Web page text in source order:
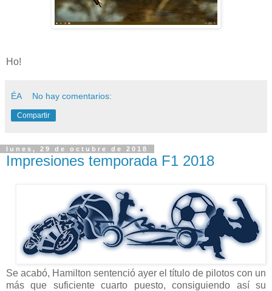
Ho!
ÉA No hay comentarios:
Compartir
lunes, 29 de octubre de 2018
Impresiones temporada F1 2018
Se acabó, Hamilton sentenció ayer el título de pilotos con un
más que suficiente cuarto puesto, consiguiendo así su